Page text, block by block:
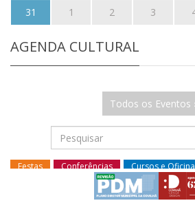
31
1 2 3
AGENDA CULTURAL
Todos os Eventos
Festas Conferências Cursos e
Sair à Noite Música
Exposições Teatro